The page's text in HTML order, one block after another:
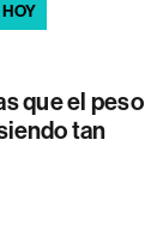
que el peso
tan